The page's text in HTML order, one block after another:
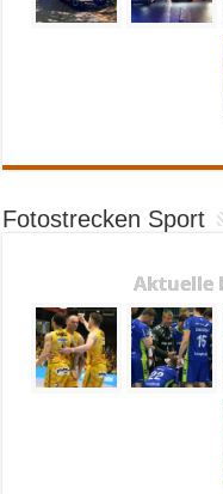
Fotostrecken Sport
Aktuelle